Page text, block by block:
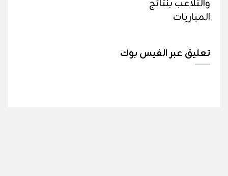
والتلاعب بنتائج
المباريات
تعليق عبر الفيس بوك